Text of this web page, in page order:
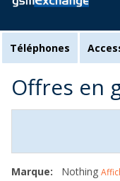
Téléphones
Offres en
Marque: Nothing